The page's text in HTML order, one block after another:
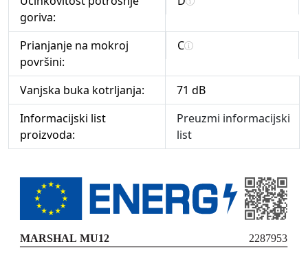
goriva:
Prianjanje na mokroj
površini:
C
Vanjska buka kotrljanja:
71 dB
Informacijski list
proizvoda:
Preuzmi informacijski
list